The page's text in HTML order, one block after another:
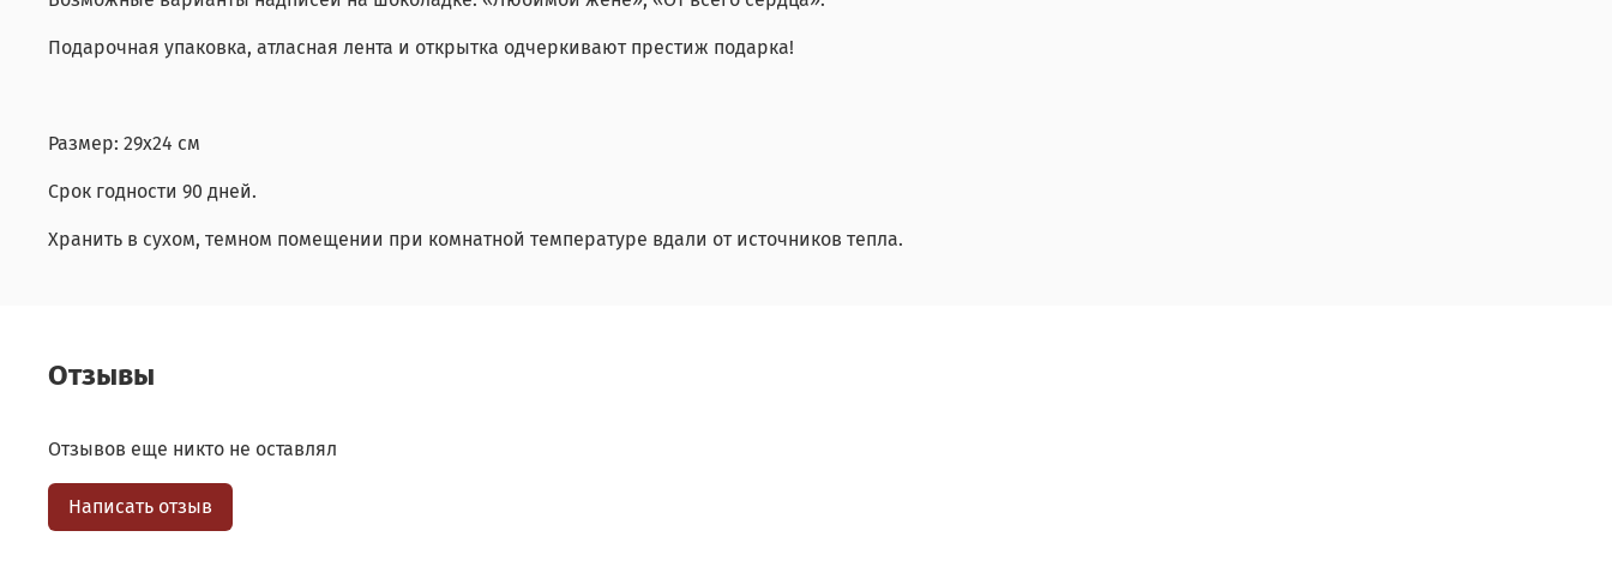
Подарочная упаковка, атласная лента и открытка одчеркивают престиж подарка!
Размер: 29х24 см
Срок годности 90 дней.
Хранить в сухом, темном помещении при комнатной температуре вдали от источников тепла.
Отзывы
Отзывов еще никто не оставлял
Написать отзыв